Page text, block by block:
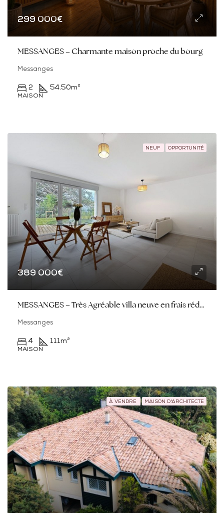
299 000€
MESSANGES – Charmante maison proche du bourg
Messanges
2 54.50m²
MAISON
NEUF OPPORTUNITÉ
389 000€
MESSANGES – Très Agréable villa neuve en frais réduits
Messanges
4 111m²
MAISON
À VENDRE MAISON D'ARCHITECTE